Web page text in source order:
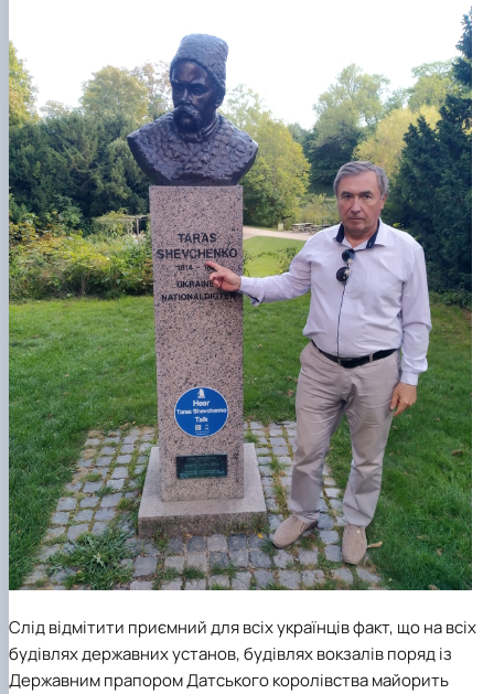
Слід відмітити приємний для всіх українців факт, що на всіх
будівлях державних установ, будівлях вокзалів поряд із
Державним прапором Датського королівства майорить